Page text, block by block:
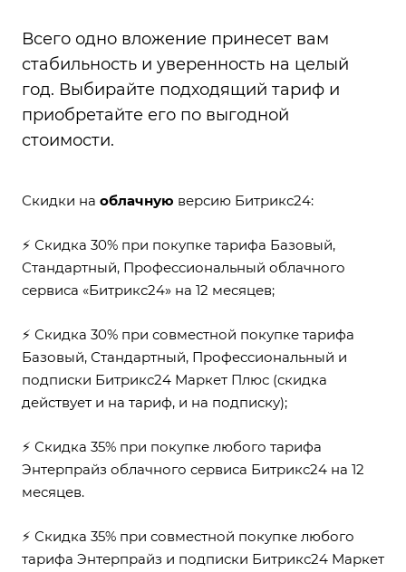
Всего одно вложение принесет вам
стабильность и уверенность на целый
год. Выбирайте подходящий тариф и
приобретайте его по выгодной
стоимости.
Скидки на облачную версию Битрикс24:
⚡ Скидка 30% при покупке тарифа Базовый,
Стандартный, Профессиональный облачного
сервиса «Битрикс24» на 12 месяцев;
⚡ Скидка 30% при совместной покупке тарифа
Базовый, Стандартный, Профессиональный и
подписки Битрикс24 Маркет Плюс (скидка
действует и на тариф, и на подписку);
⚡ Скидка 35% при покупке любого тарифа
Энтерпрайз облачного сервиса Битрикс24 на 12
месяцев.
⚡ Скидка 35% при совместной покупке любого
тарифа Энтерпрайз и подписки Битрикс24 Маркет